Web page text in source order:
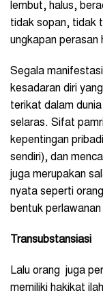
lembut, halus,
tidak sopan, tidak
ungkapan perasan
Segala
kesadaran diri
terikat dalam
selaras. Sifat
kepentingan
sendiri), dan
juga merupakan
nyata seperti
bentuk
Transubstansiasi
Lalu orang juga
memiliki hakikat